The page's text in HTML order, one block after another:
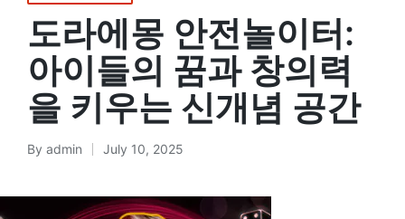
in
도라에몽 안전놀이터:
아이들의 꿈과 창의력
을 키우는 신개념 공간
Posted
By admin July 10, 2025